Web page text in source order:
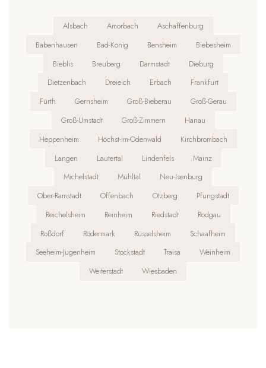
Alsbach Amorbach
Aschaffenburg
Babenhausen
Bad-König Bensheim
Biebesheim
Bieblis
Breuberg Darmstadt
Dieburg
Dietzenbach
Dreieich Erbach
Frankfurt
Fürth
Gernsheim Groß-Bieberau
Groß-Gerau
Groß-Umstadt
Groß-Zimmern
Hanau
Heppenheim
Höchst-im-Odenwald
Kirchbrombach
Langen
Lautertal Lindenfels
Mainz
Michelstadt
Mühltal
Neu-Isenburg
Ober-Ramstadt
Offenbach Otzberg
Pfungstadt
Reichelsheim
Reinheim Riedstadt
Rodgau
Roßdorf
Rödermark Rüsselsheim
Schaafheim
Seeheim-Jugenheim
Stockstadt Traisa
Weinheim
Weiterstadt
Wiesbaden